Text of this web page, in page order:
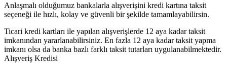
Anlaşmalı olduğumuz bankalarla alışverişini kredi kartına taksit
seçeneği ile hızlı, kolay ve güvenli bir şekilde tamamlayabilirsin.
Ticari kredi kartları ile yapılan alışverişlerde 12 aya kadar taksit
imkanından yararlanabilirsiniz. En fazla 12 aya kadar taksit yapma
imkanı olsa da banka bazlı farklı taksit tutarları uygulanabilmektedir.
Alışveriş Kredisi